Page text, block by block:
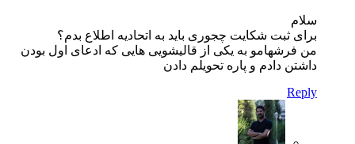
سلام
برای ثبت شکایت چجوری باید به اتحادیه اطلاع بدم؟
من فرشهامو به یکی از قالیشویی هایی که ادعای اول بودن
داشتن دادم و پاره تحویلم دادن
Reply